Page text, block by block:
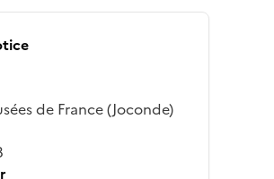
de France (Joconde)